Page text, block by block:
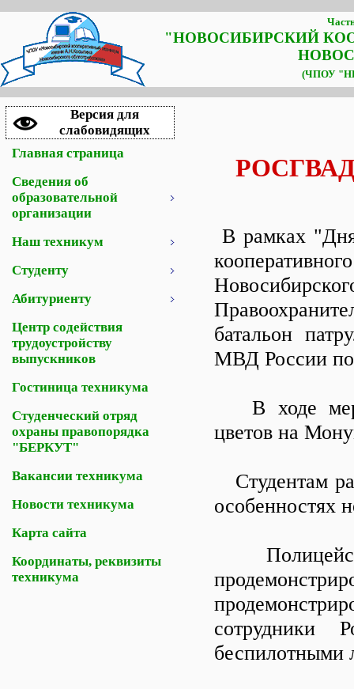
"НОВОСИБИРСКИЙ
(ЧПОУ
Версия для
слабовидящих
Главная страница
Сведения об
образовательной
организации
Наш техникум
Студенту
Абитуриенту
Центр содействия
трудоустройству
выпускников
Гостиница техникума
Студенческий отряд
охраны правопорядка
"БЕРКУТ"
Вакансии техникума
Новости техникума
Карта сайта
Координаты, реквизиты
техникума
В рамках
батальон
МВД России по
В ходе
цветов на
Студентам
сотрудники
беспилотными